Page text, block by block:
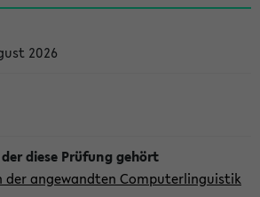
2026
der angewandten Computerlinguistik